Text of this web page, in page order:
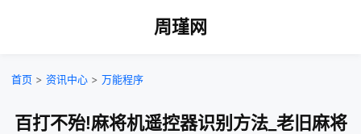
周瑾网
首页 > 资讯中心 > 万能程序
百打不殆!麻将机遥控器识别方法_老旧麻将